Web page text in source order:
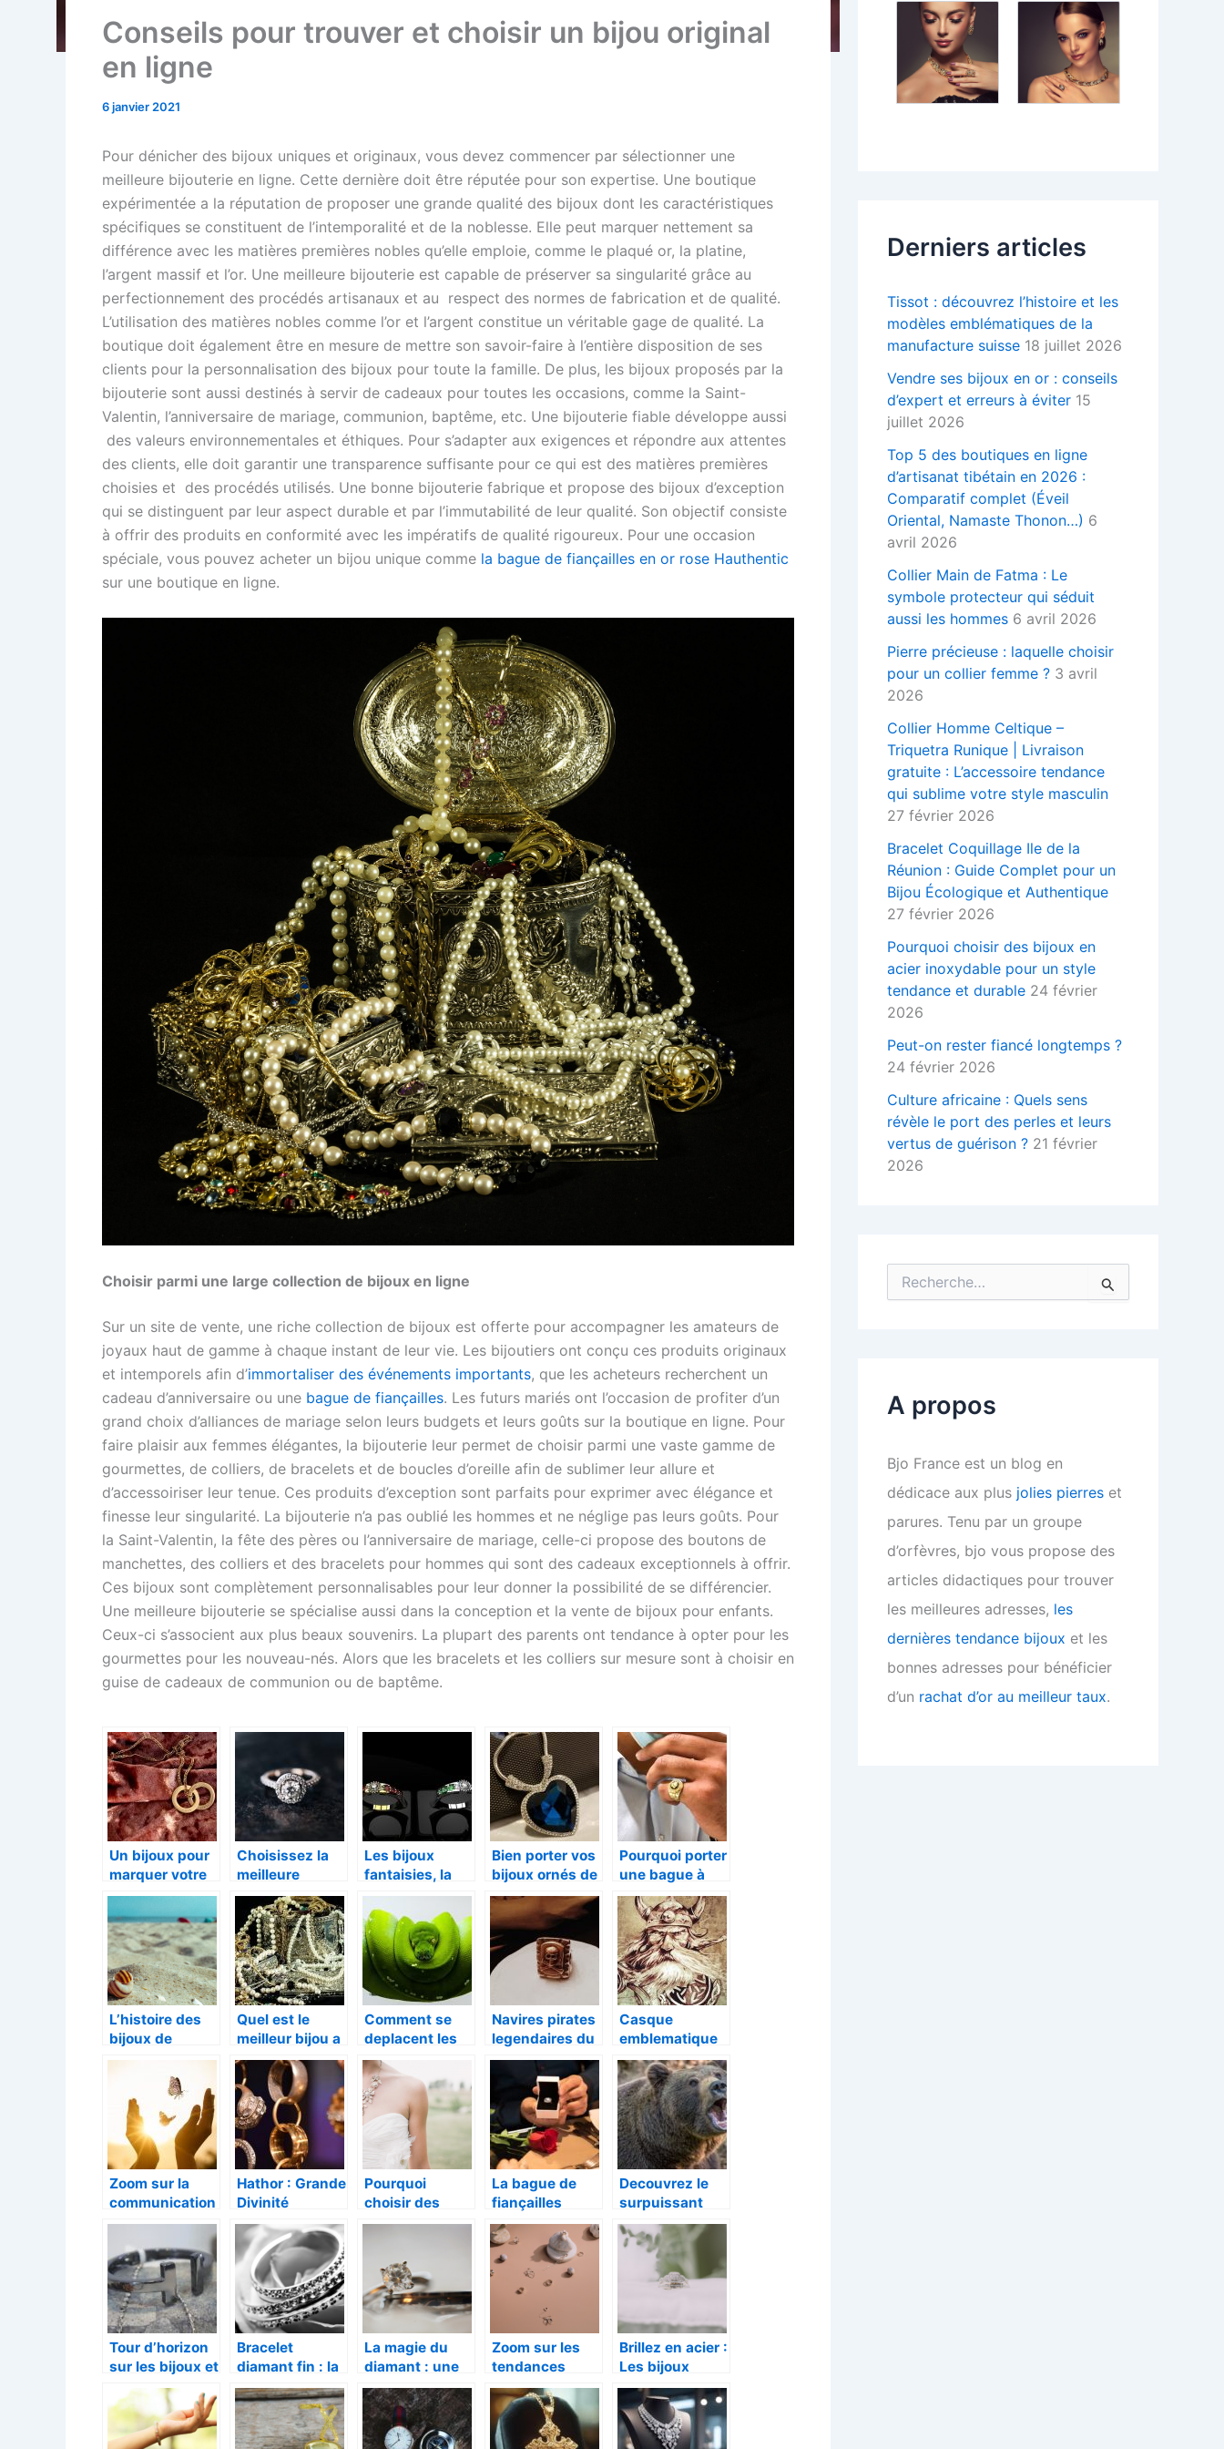
Conseils pour trouver et choisir un bijou original
en ligne
6 janvier 2021
Pour dénicher des bijoux uniques et originaux, vous devez commencer par sélectionner une
meilleure bijouterie en ligne. Cette dernière doit être réputée pour son expertise. Une boutique
expérimentée a la réputation de proposer une grande qualité des bijoux dont les caractéristiques
spécifiques se constituent de l’intemporalité et de la noblesse. Elle peut marquer nettement sa
différence avec les matières premières nobles qu’elle emploie, comme le plaqué or, la platine,
l’argent massif et l’or. Une meilleure bijouterie est capable de préserver sa singularité grâce au
perfectionnement des procédés artisanaux et au respect des normes de fabrication et de qualité.
L’utilisation des matières nobles comme l’or et l’argent constitue un véritable gage de qualité. La
boutique doit également être en mesure de mettre son savoir-faire à l’entière disposition de ses
clients pour la personnalisation des bijoux pour toute la famille. De plus, les bijoux proposés par la
bijouterie sont aussi destinés à servir de cadeaux pour toutes les occasions, comme la Saint-
Valentin, l’anniversaire de mariage, communion, baptême, etc. Une bijouterie fiable développe aussi
des valeurs environnementales et éthiques. Pour s’adapter aux exigences et répondre aux attentes
des clients, elle doit garantir une transparence suffisante pour ce qui est des matières premières
choisies et des procédés utilisés. Une bonne bijouterie fabrique et propose des bijoux d’exception
qui se distinguent par leur aspect durable et par l’immutabilité de leur qualité. Son objectif consiste
à offrir des produits en conformité avec les impératifs de qualité rigoureux. Pour une occasion
spéciale, vous pouvez acheter un bijou unique comme la bague de fiançailles en or rose Hauthentic
sur une boutique en ligne.
Choisir parmi une large collection de bijoux en ligne
Sur un site de vente, une riche collection de bijoux est offerte pour accompagner les amateurs de
joyaux haut de gamme à chaque instant de leur vie. Les bijoutiers ont conçu ces produits originaux
et intemporels afin d’immortaliser des événements importants, que les acheteurs recherchent un
cadeau d’anniversaire ou une bague de fiançailles. Les futurs mariés ont l’occasion de profiter d’un
grand choix d’alliances de mariage selon leurs budgets et leurs goûts sur la boutique en ligne. Pour
faire plaisir aux femmes élégantes, la bijouterie leur permet de choisir parmi une vaste gamme de
gourmettes, de colliers, de bracelets et de boucles d’oreille afin de sublimer leur allure et
d’accessoiriser leur tenue. Ces produits d’exception sont parfaits pour exprimer avec élégance et
finesse leur singularité. La bijouterie n’a pas oublié les hommes et ne néglige pas leurs goûts. Pour
la Saint-Valentin, la fête des pères ou l’anniversaire de mariage, celle-ci propose des boutons de
manchettes, des colliers et des bracelets pour hommes qui sont des cadeaux exceptionnels à offrir.
Ces bijoux sont complètement personnalisables pour leur donner la possibilité de se différencier.
Une meilleure bijouterie se spécialise aussi dans la conception et la vente de bijoux pour enfants.
Ceux-ci s’associent aux plus beaux souvenirs. La plupart des parents ont tendance à opter pour les
gourmettes pour les nouveau-nés. Alors que les bracelets et les colliers sur mesure sont à choisir en
guise de cadeaux de communion ou de baptême.
Un bijoux pour
marquer votre
amour à
distance
Choisissez la
meilleure
bague de
fiançailles pour
votre moitié
Les bijoux
fantaisies, la
tendance du
moment
Bien porter vos
bijoux ornés de
jolies pierres
Pourquoi porter
une bague à
tête de lion ?
L’histoire des
bijoux de
coquillage
Quel est le
meilleur bijou a
offrir a votre
dulcinee ?
Comment se
deplacent les
serpents ?
Navires pirates
legendaires du
passe
Casque
emblematique
de la peur :
l’aegishjalmur
Zoom sur la
communication
entre papillons
Hathor : Grande
Divinité
Egyptienne
Pourquoi
choisir des
bijoux
La bague de
fiançailles
idéale qui lui
fera dire oui
Decouvrez le
surpuissant
ours noir
Tour d’horizon
sur les bijoux et
leur grande
importance
Bracelet
diamant fin : la
touche de
brillance
discrete pour
sublimer votre
La magie du
diamant : une
exploration
dans l’univers
precieux de la
bijouterie
Zoom sur les
tendances
actuelles des
bijoux en
pierres
naturelles
Brillez en acier :
Les bijoux
inoxydables,
une tendance
intemporelle
Derniers articles
Tissot : découvrez l’histoire et les
modèles emblématiques de la
manufacture suisse 18 juillet 2026
Vendre ses bijoux en or : conseils
d’expert et erreurs à éviter 15
juillet 2026
Top 5 des boutiques en ligne
d’artisanat tibétain en 2026 :
Comparatif complet (Éveil
Oriental, Namaste Thonon…) 6
avril 2026
Collier Main de Fatma : Le
symbole protecteur qui séduit
aussi les hommes 6 avril 2026
Pierre précieuse : laquelle choisir
pour un collier femme ? 3 avril
2026
Collier Homme Celtique –
Triquetra Runique | Livraison
gratuite : L’accessoire tendance
qui sublime votre style masculin
27 février 2026
Bracelet Coquillage Ile de la
Réunion : Guide Complet pour un
Bijou Écologique et Authentique
27 février 2026
Pourquoi choisir des bijoux en
acier inoxydable pour un style
tendance et durable 24 février
2026
Peut-on rester fiancé longtemps ?
24 février 2026
Culture africaine : Quels sens
révèle le port des perles et leurs
vertus de guérison ? 21 février
2026
h
e
:
A propos
Bjo France est un blog en
dédicace aux plus jolies pierres et
parures. Tenu par un groupe
d’orfèvres, bjo vous propose des
articles didactiques pour trouver
les meilleures adresses, les
dernières tendance bijoux et les
bonnes adresses pour bénéficier
d’un rachat d’or au meilleur taux.